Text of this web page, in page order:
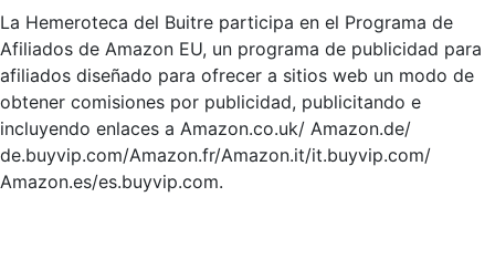
La Hemeroteca del Buitre participa en el Programa de
Afiliados de Amazon EU, un programa de publicidad para
afiliados diseñado para ofrecer a sitios web un modo de
obtener comisiones por publicidad, publicitando e
incluyendo enlaces a Amazon.co.uk/ Amazon.de/
de.buyvip.com/Amazon.fr/Amazon.it/it.buyvip.com/
Amazon.es/es.buyvip.com.